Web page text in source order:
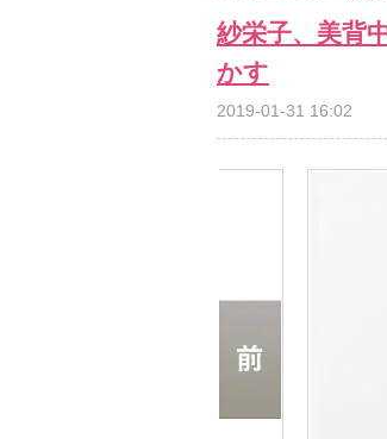
紗栄子、美背
かす
2019-01-31 16:02